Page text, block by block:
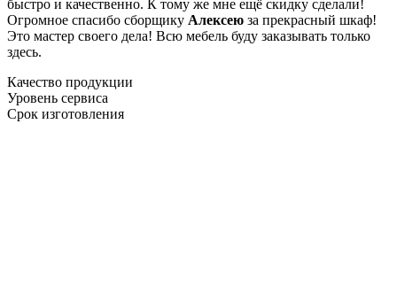
быстро и качественно. К тому же мне ещё скидку сделали!
Огромное спасибо сборщику Алексею за прекрасный шкаф!
Это мастер своего дела! Всю мебель буду заказывать только
здесь.
Качество продукции
Уровень сервиса
Срок изготовления